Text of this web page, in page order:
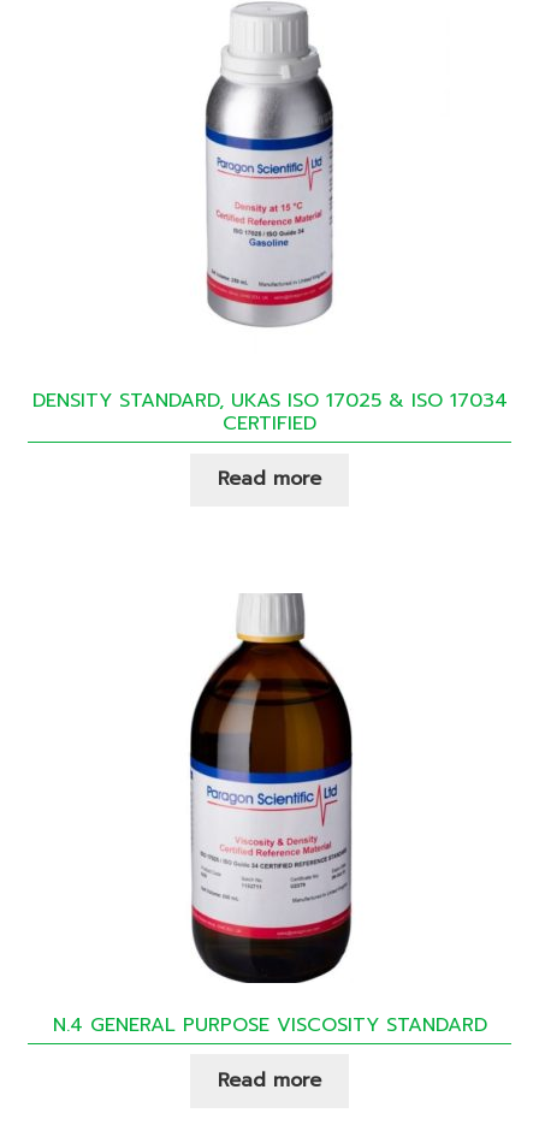
DENSITY STANDARD, UKAS ISO 17025 & ISO 17034
CERTIFIED
Read more
N.4 GENERAL PURPOSE VISCOSITY STANDARD
Read more